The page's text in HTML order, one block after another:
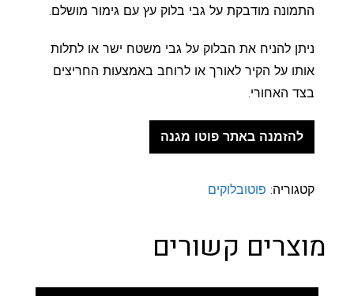
התמונה מודבקת על גבי בלוק עץ עם גימור מושלם.
ניתן להניח את הבלוק על גבי משטח ישר או לתלות
אותו על הקיר לאורך או לרוחב באמצעות החריצים
בצד האחורי.
להזמנה באתר פוטו מגנה
קטגוריה: פוטובלוקים
מוצרים קשורים